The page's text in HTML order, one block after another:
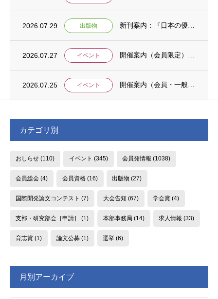
2026.07.29 出版物
2026.07.27 イベント
2026.07.25 イベント
カテゴリ別
おしらせ(110) イベント (345) 会員発情報 (1038)
会員総会(4) 会員資格(16) 出版物 (27)
国際開発論文コンテスト (7) 大会告知 (67) 学会賞 (4)
支部・研究部会［申請］ (1) 本部事務局 (14) 求人情報 (33)
育志賞(1) 論文公募(1) 選挙 (6)
月別アーカイブ